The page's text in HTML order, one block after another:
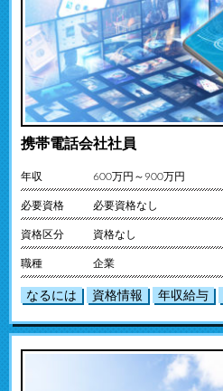
携帯電話会社社員
年収 600万円～900万円
必要資格 必要資格なし
資格区分 資格なし
職種 企業
なるには 資格情報 年収給与